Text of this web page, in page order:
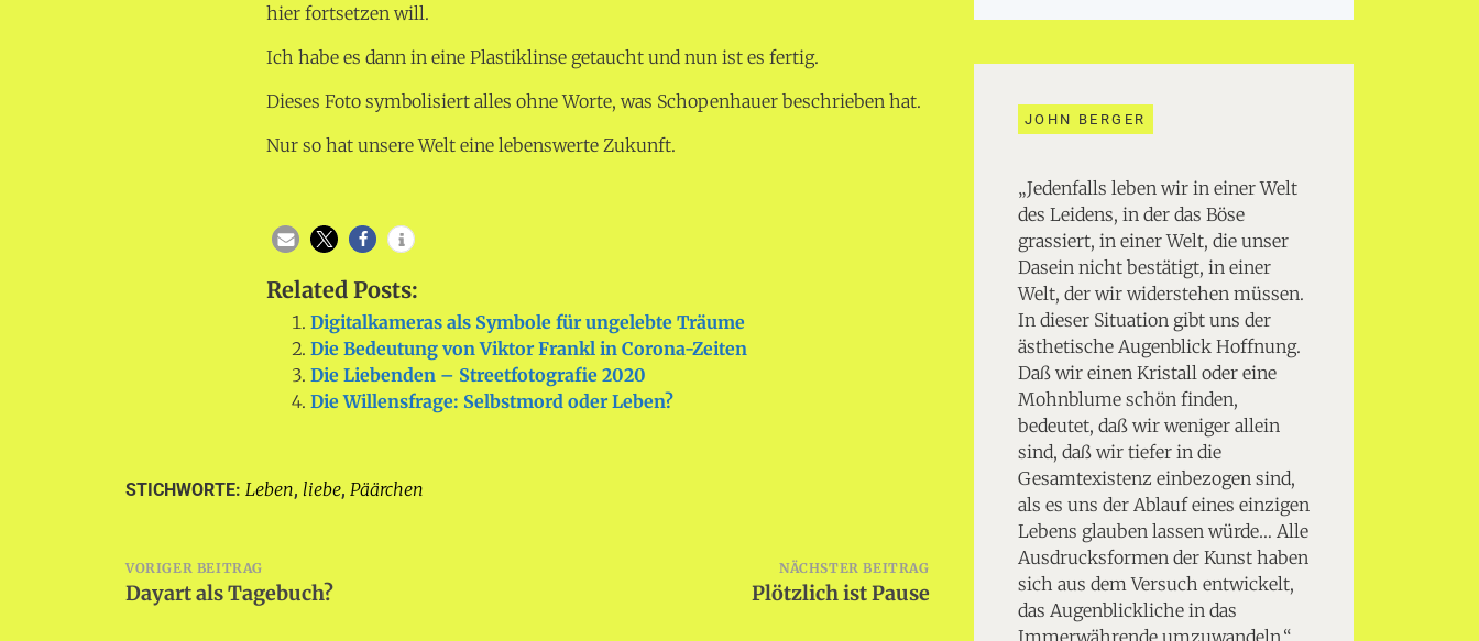
hier fortsetzen will.
Ich habe es dann in eine Plastiklinse getaucht und nun ist es fertig.
Dieses Foto symbolisiert alles ohne Worte, was Schopenhauer beschrieben hat.
Nur so hat unsere Welt eine lebenswerte Zukunft.
Related Posts:
Digitalkameras als Symbole für ungelebte Träume
Die Bedeutung von Viktor Frankl in Corona-Zeiten
Die Liebenden – Streetfotografie 2020
Die Willensfrage: Selbstmord oder Leben?
STICHWORTE: Leben, liebe, Päärchen
Beitragsnavigation
VORIGER BEITRAG
Dayart als Tagebuch?
NÄCHSTER BEITRAG
Plötzlich ist Pause
JOHN BERGER
„Jedenfalls leben wir in einer Welt
des Leidens, in der das Böse
grassiert, in einer Welt, die unser
Dasein nicht bestätigt, in einer
Welt, der wir widerstehen müssen.
In dieser Situation gibt uns der
ästhetische Augenblick Hoffnung.
Daß wir einen Kristall oder eine
Mohnblume schön finden,
bedeutet, daß wir weniger allein
sind, daß wir tiefer in die
Gesamtexistenz einbezogen sind,
als es uns der Ablauf eines einzigen
Lebens glauben lassen würde… Alle
Ausdrucksformen der Kunst haben
sich aus dem Versuch entwickelt,
das Augenblickliche in das
Immerwährende umzuwandeln.“